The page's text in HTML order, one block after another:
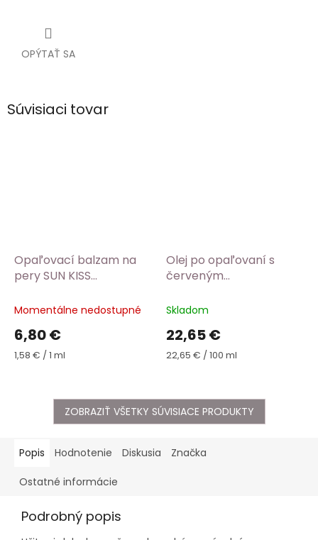
OPÝTAŤ SA
Súvisiaci tovar
Opaľovací balzam na
pery SUN KISS
Momentálne nedostupné
6,80 €
Jednotková
1,58 € / 1 ml
Olej po opaľovaní s
červeným
WoodenSpoon
Skladom
22,65 €
Jednotková
22,65 € / 100 ml
ZOBRAZIŤ VŠETKY SÚVISIACE PRODUKTY
Popis Hodnotenie Diskusia Značka
Ostatné informácie
Podrobný popis